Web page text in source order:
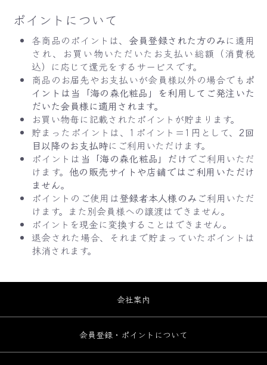
ポイントについて
各商品のポイントは、 会員登録された方のみに適用
され、お買い物いただいたお支払い総額（消費税
込）に応じて還元をするサービスです。
商品のお届先やお支払いが会員様以外の場合でも ポ
イントは当「海の森化粧品」を利用してご発注いた
だいた会員様に適用されます。
お買い物毎に記載されたポイントが貯まります。
貯まったポイントは、1ポイント＝1円として、 2回
目以降のお支払時にご利用いただけます。
ポイントは 当「海の森化粧品」だけでご利用いただ
けます。 他の販売サイトや店舗ではご利用いただけ
ません。
ポイントのご使用は登録者本人様のみ ご利用いただ
けます。また別会員様への譲渡はできません。
ポイントを現金に変換することはできません。
退会された場合、それまで貯まっていたポイントは
抹消されます。
会社案内
会員登録・ポイントについて